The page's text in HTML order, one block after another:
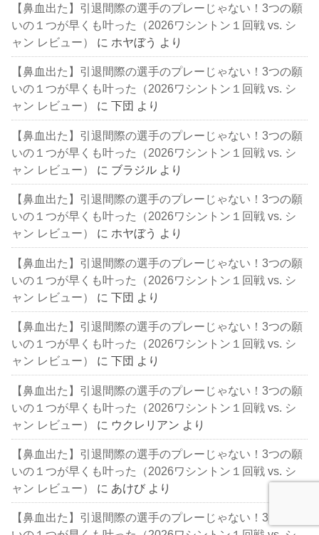
【鼻血出た】引退間際の選手のプレーじゃない！3つの願
いの１つが早くも叶った（2026ワシントン１回戦 vs. シ
ャン レビュー）
に ホヤぼう より
【鼻血出た】引退間際の選手のプレーじゃない！3つの願
いの１つが早くも叶った（2026ワシントン１回戦 vs. シ
ャン レビュー）
に下団 より
【鼻血出た】引退間際の選手のプレーじゃない！3つの願
いの１つが早くも叶った（2026ワシントン１回戦 vs. シ
ャン レビュー）
に ブラジル より
【鼻血出た】引退間際の選手のプレーじゃない！3つの願
いの１つが早くも叶った（2026ワシントン１回戦 vs. シ
ャン レビュー）
に ホヤぼう より
【鼻血出た】引退間際の選手のプレーじゃない！3つの願
いの１つが早くも叶った（2026ワシントン１回戦 vs. シ
ャン レビュー）
に下団 より
【鼻血出た】引退間際の選手のプレーじゃない！3つの願
いの１つが早くも叶った（2026ワシントン１回戦 vs. シ
ャン レビュー）
に下団 より
【鼻血出た】引退間際の選手のプレーじゃない！3つの願
いの１つが早くも叶った（2026ワシントン１回戦 vs. シ
ャン レビュー）
に ウクレリアン より
【鼻血出た】引退間際の選手のプレーじゃない！3つの願
いの１つが早くも叶った（2026ワシントン１回戦 vs. シ
ャン レビュー）
に あけび より
【鼻血出た】引退間際の選手のプレーじゃない！3つの願